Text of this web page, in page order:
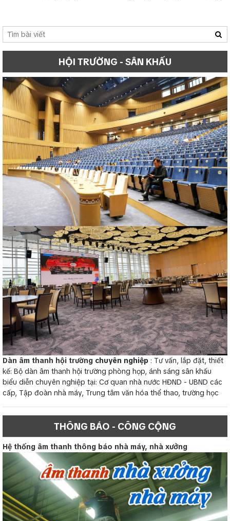
HỘI TRƯỜNG - SÂN KHẤU
Dàn âm thanh hội trường chuyên nghiệp : Tư vấn, lắp đặt, thiết
kế: Bộ dàn âm thanh hội trường phòng họp, ánh sáng sân khấu
biểu diễn chuyên nghiệp tại: Cơ quan nhà nước HĐND - UBND các
cấp, Tập đoàn nhà máy, Trung tâm văn hóa thể thao, trường học
THÔNG BÁO - CÔNG CỘNG
Hệ thống âm thanh thông báo nhà máy, nhà xưởng